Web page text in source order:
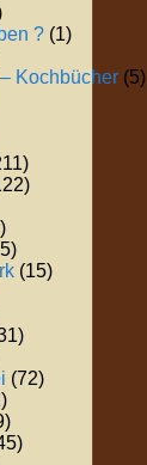
? (1)
Kochbücher (5)
(15)
(72)